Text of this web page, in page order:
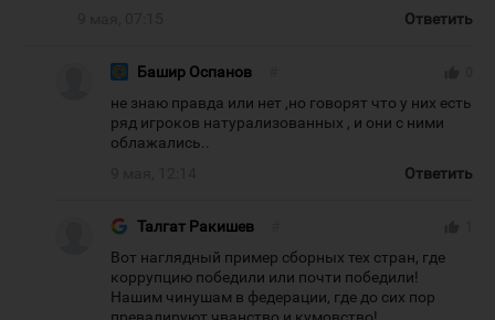
Ответить
Башир Оспанов
не знаю правда или нет ,но говорят что у них есть
ряд игроков натурализованных , и они с ними
облажались..
Ответить
Талгат Ракишев
Вот наглядный пример сборных тех стран, где
коррупцию победили или почти победили!
Нашим чинушам в федерации, где до сих пор